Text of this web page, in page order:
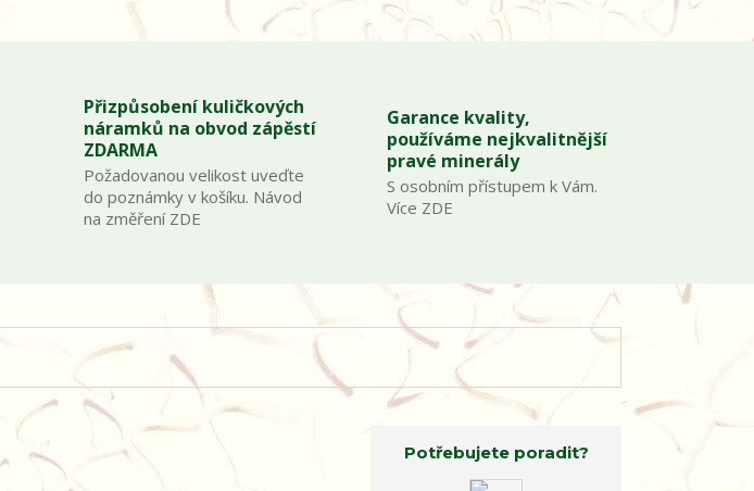
Přizpůsobení kuličkových
náramků na obvod zápěstí
ZDARMA
Požadovanou velikost uveďte
do poznámky v košíku. Návod
na změření ZDE
Garance kvality,
používáme nejkvalitnější
pravé minerály
S osobním přístupem k Vám.
Více ZDE
Potřebujete poradit?